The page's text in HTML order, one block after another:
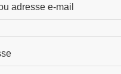
adresse e-mail